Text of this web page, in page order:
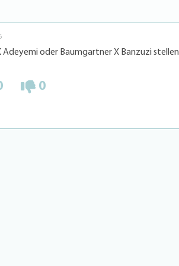
Adeyemi oder Baumgartner X Banzuzi stellen
0